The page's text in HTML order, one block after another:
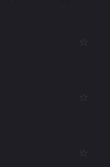
☆
☆
☆